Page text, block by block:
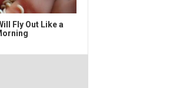
Fly Out Like a